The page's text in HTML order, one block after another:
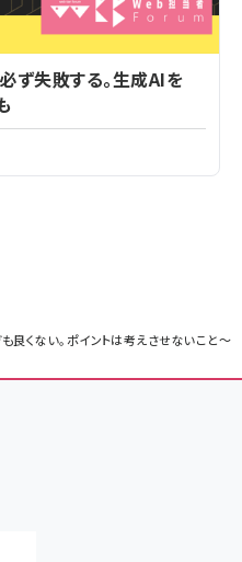
良くない。ポイントは考えさせないこと～
ず失敗する。生成AIを